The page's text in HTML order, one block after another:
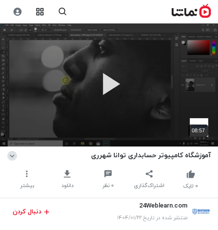
08:57
آموزشگاه کامپیوتر حسابداری توانا شهرری
اشتراک‌گذاری ۰ نظر دانلود بیشتر ۰ لایک
24Weblearn.com
منتشر شده در تاریخ ۱۴۰۴/۰۱/۲۲
دنبال کردن